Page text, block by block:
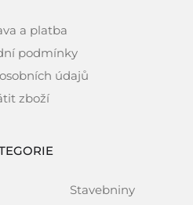
a platba
podmínky
údajů
zboží
Stavebniny